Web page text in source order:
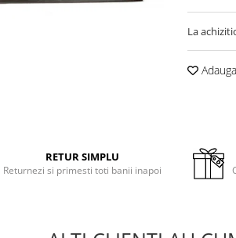
La
RETUR SIMPLU
Returnezi si primesti toti banii inapoi